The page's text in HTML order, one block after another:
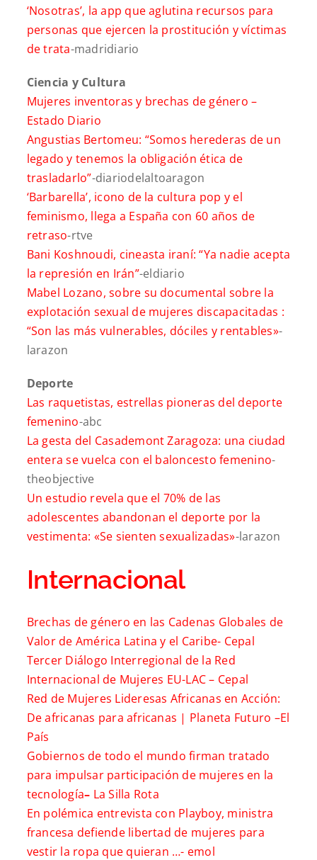
‘Nosotras’, la app que aglutina recursos para
personas que ejercen la prostitución y víctimas
de trata-madridiario
Ciencia y Cultura
Mujeres inventoras y brechas de género –
Estado Diario
Angustias Bertomeu: “Somos herederas de un
legado y tenemos la obligación ética de
trasladarlo”-diariodelaltoaragon
‘Barbarella’, icono de la cultura pop y el
feminismo, llega a España con 60 años de
retraso-rtve
Bani Koshnoudi, cineasta iraní: “Ya nadie acepta
la represión en Irán”-eldiario
Mabel Lozano, sobre su documental sobre la
explotación sexual de mujeres discapacitadas :
“Son las más vulnerables, dóciles y rentables»-
larazon
Deporte
Las raquetistas, estrellas pioneras del deporte
femenino-abc
La gesta del Casademont Zaragoza: una ciudad
entera se vuelca con el baloncesto femenino-
theobjective
Un estudio revela que el 70% de las
adolescentes abandonan el deporte por la
vestimenta: «Se sienten sexualizadas»-larazon
Internacional
Brechas de género en las Cadenas Globales de
Valor de América Latina y el Caribe- Cepal
Tercer Diálogo Interregional de la Red
Internacional de Mujeres EU-LAC – Cepal
Red de Mujeres Lideresas Africanas en Acción:
De africanas para africanas | Planeta Futuro –El
País
Gobiernos de todo el mundo firman tratado
para impulsar participación de mujeres en la
tecnología– La Silla Rota
En polémica entrevista con Playboy, ministra
francesa defiende libertad de mujeres para
vestir la ropa que quieran …- emol